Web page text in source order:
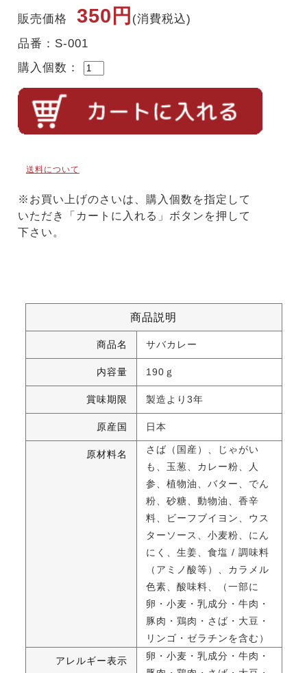
販売価格 350円 (消費税込)
品番：S-001
購入個数：
送料について
※お買い上げのさいは、購入個数を指定して
いただき「カートに入れる」ボタンを押して
下さい。
商品説明
商品名 サバカレー
内容量 190ｇ
賞味期限 製造より3年
原産国 日本
原材料名
さば（国産）、じゃがい
も、玉葱、カレー粉、人
参、植物油、バター、でん
粉、砂糖、動物油、香辛
料、ビーフブイヨン、ウス
ターソース、小麦粉、にん
にく、生姜、食塩 / 調味料
（アミノ酸等）、カラメル
色素、酸味料、（一部に
卵・小麦・乳成分・牛肉・
豚肉・鶏肉・さば・大豆・
リンゴ・ゼラチンを含む）
アレルギー表示
卵・小麦・乳成分・牛肉・